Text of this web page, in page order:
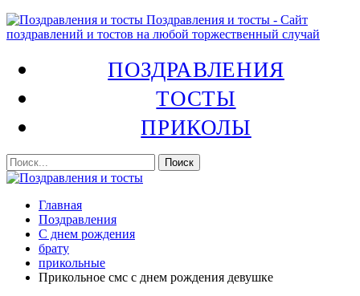
Поздравления и тосты - Сайт
поздравлений и тостов на любой торжественный случай
ПОЗДРАВЛЕНИЯ
ТОСТЫ
ПРИКОЛЫ
Главная
Поздравления
С днем рождения
брату
прикольные
Прикольное смс с днем рождения девушке